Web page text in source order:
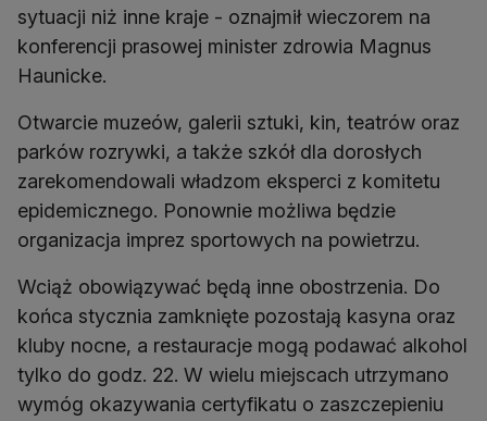
sytuacji niż inne kraje - oznajmił wieczorem na
konferencji prasowej minister zdrowia Magnus
Haunicke.
Otwarcie muzeów, galerii sztuki, kin, teatrów oraz
parków rozrywki, a także szkół dla dorosłych
zarekomendowali władzom eksperci z komitetu
epidemicznego. Ponownie możliwa będzie
organizacja imprez sportowych na powietrzu.
Wciąż obowiązywać będą inne obostrzenia. Do
końca stycznia zamknięte pozostają kasyna oraz
kluby nocne, a restauracje mogą podawać alkohol
tylko do godz. 22. W wielu miejscach utrzymano
wymóg okazywania certyfikatu o zaszczepieniu